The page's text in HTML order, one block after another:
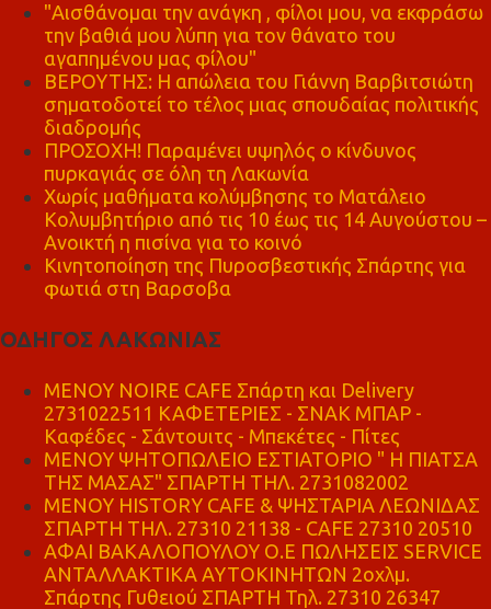
"Αισθάνομαι την ανάγκη , φίλοι μου, να εκφράσω
την βαθιά μου λύπη για τον θάνατο του
αγαπημένου μας φίλου"
ΒΕΡΟΥΤΗΣ: Η απώλεια του Γιάννη Βαρβιτσιώτη
σηματοδοτεί το τέλος μιας σπουδαίας πολιτικής
διαδρομής
ΠΡΟΣΟΧΗ! Παραμένει υψηλός ο κίνδυνος
πυρκαγιάς σε όλη τη Λακωνία
Χωρίς μαθήματα κολύμβησης το Ματάλειο
Κολυμβητήριο από τις 10 έως τις 14 Αυγούστου –
Ανοικτή η πισίνα για το κοινό
Κινητοποίηση της Πυροσβεστικής Σπάρτης για
φωτιά στη Βαρσοβα
ΟΔΗΓΟΣ ΛΑΚΩΝΙΑΣ
MENOY NOIRE CAFE Σπάρτη και Delivery
2731022511 ΚΑΦΕΤΕΡΙΕΣ - ΣΝΑΚ ΜΠΑΡ -
Καφέδες - Σάντουιτς - Μπεκέτες - Πίτες
ΜΕΝΟΥ ΨΗΤΟΠΩΛΕΙΟ ΕΣΤΙΑΤΟΡΙΟ " Η ΠΙΑΤΣΑ
ΤΗΣ ΜΑΣΑΣ" ΣΠΑΡΤΗ ΤΗΛ. 2731082002
ΜΕΝΟΥ HISTORY CAFE & ΨΗΣΤΑΡΙΑ ΛΕΩΝΙΔΑΣ
ΣΠΑΡΤΗ ΤΗΛ. 27310 21138 - CAFE 27310 20510
ΑΦΑΙ ΒΑΚΑΛΟΠΟΥΛΟΥ Ο.Ε ΠΩΛΗΣΕΙΣ SERVICE
ΑΝΤΑΛΛΑΚΤΙΚΑ ΑΥΤΟΚΙΝΗΤΩΝ 2οχλμ.
Σπάρτης Γυθειού ΣΠΑΡΤΗ Τηλ. 27310 26347